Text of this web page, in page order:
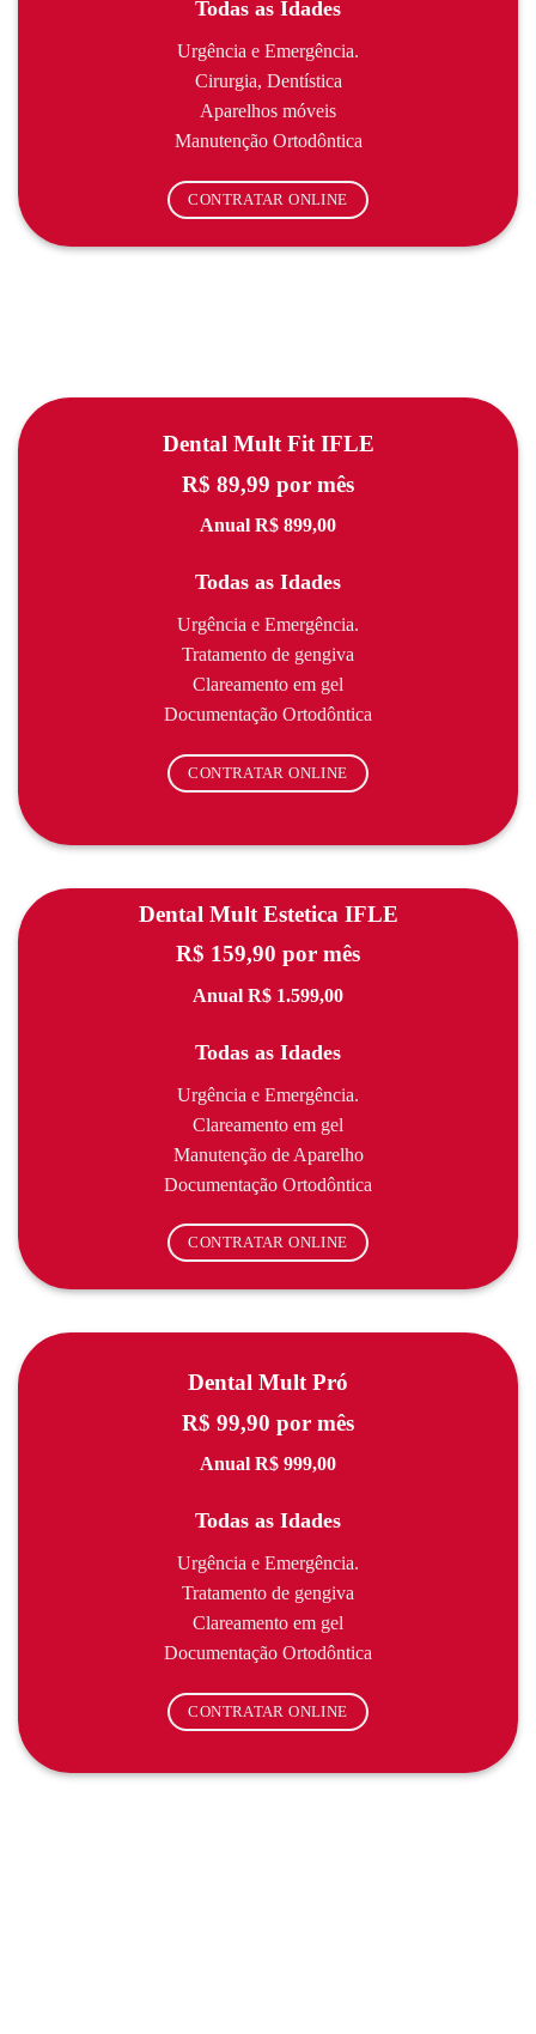
Todas as Idades
Urgência e Emergência.
Cirurgia, Dentística
Aparelhos móveis
Manutenção Ortodôntica
CONTRATAR ONLINE
Dental Mult Fit IFLE
R$ 89,99 por mês
Anual R$ 899,00
Todas as Idades
Urgência e Emergência.
Tratamento de gengiva
Clareamento em gel
Documentação Ortodôntica
CONTRATAR ONLINE
Dental Mult Estetica IFLE
R$ 159,90 por mês
Anual R$ 1.599,00
Todas as Idades
Urgência e Emergência.
Clareamento em gel
Manutenção de Aparelho
Documentação Ortodôntica
CONTRATAR ONLINE
Dental Mult Pró
R$ 99,90 por mês
Anual R$ 999,00
Todas as Idades
Urgência e Emergência.
Tratamento de gengiva
Clareamento em gel
Documentação Ortodôntica
CONTRATAR ONLINE